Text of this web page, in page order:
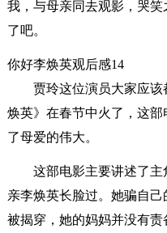
我，与母亲同去观影，哭
了吧。
你好李焕英观后感14
贾玲这位演员大家应
焕英》在春节中火了，这
了母爱的伟大。
这部电影主要讲述了
亲李焕英长脸过。她骗自
被揭穿，她的妈妈并没有